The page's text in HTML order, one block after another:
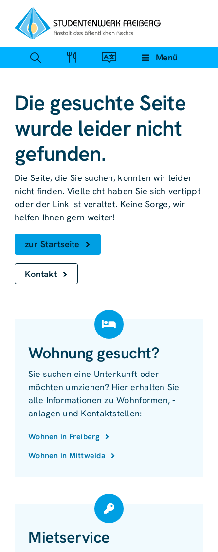
Inhalt
springen
Menü
Die gesuchte Seite
wurde leider nicht
gefunden.
Die Seite, die Sie suchen, konnten wir leider
nicht finden. Vielleicht haben Sie sich vertippt
oder der Link ist veraltet. Keine Sorge, wir
helfen Ihnen gern weiter!
zur Startseite
Kontakt
Wohnung gesucht?
Sie suchen eine Unterkunft oder
möchten umziehen? Hier erhalten Sie
alle Informationen zu Wohnformen, -
anlagen und Kontaktstellen:
Wohnen in Freiberg
Wohnen in Mittweida
Mietservice